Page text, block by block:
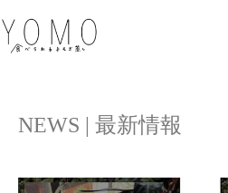
NEWS | 最新情報